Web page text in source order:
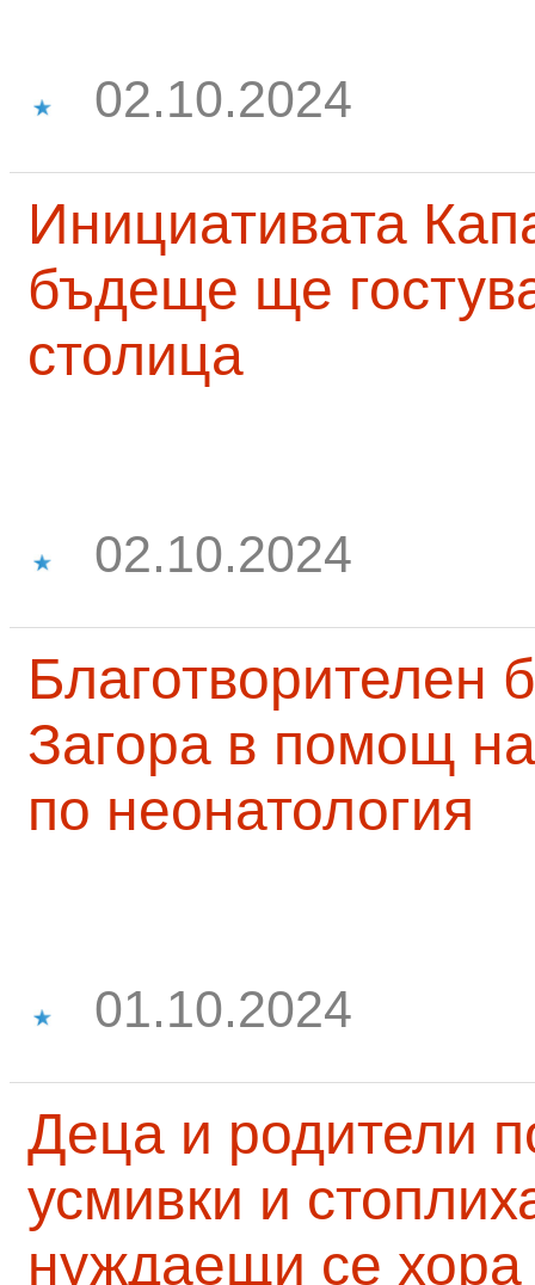
02.10.2024
Инициативата
бъдеще ще
столица
02.10.2024
Благотворителен
Загора в помощ
по неонатология
01.10.2024
Деца и родители
усмивки и
нуждаещи се